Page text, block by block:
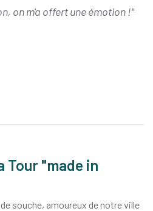
on m'a offert une émotion !"
Tour "made in
souche, amoureux de notre ville